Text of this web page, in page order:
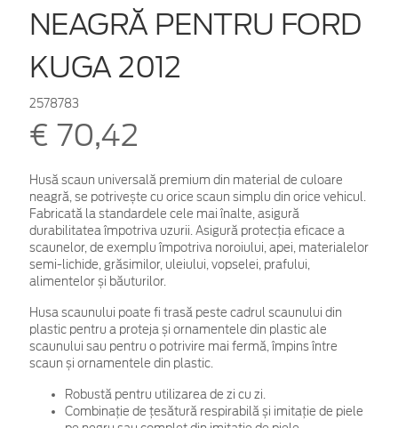
NEAGRĂ PENTRU FORD
KUGA 2012
2578783
€ 70,42
Husă scaun universală premium din material de culoare
neagră, se potrivește cu orice scaun simplu din orice vehicul.
Fabricată la standardele cele mai înalte, asigură
durabilitatea împotriva uzurii. Asigură protecția eficace a
scaunelor, de exemplu împotriva noroiului, apei, materialelor
semi-lichide, grăsimilor, uleiului, vopselei, prafului,
alimentelor și băuturilor.
Husa scaunului poate fi trasă peste cadrul scaunului din
plastic pentru a proteja și ornamentele din plastic ale
scaunului sau pentru o potrivire mai fermă, împins între
scaun și ornamentele din plastic.
Robustă pentru utilizarea de zi cu zi.
Combinație de țesătură respirabilă și imitație de piele